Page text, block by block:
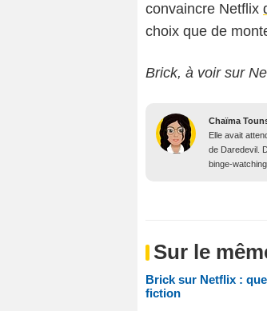
convaincre Netflix
choix que de
Brick, à voir sur
Chaïma
Elle avait
de Daredevil.
binge-
Sur le
Brick sur Netflix :
fiction